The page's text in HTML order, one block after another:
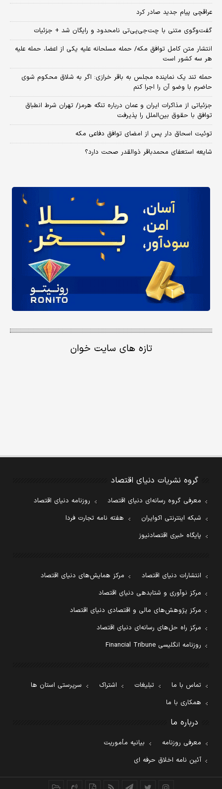
عراقچی پیام جدید صادر کرد
گفت‌وگوی متنی با چت‌جی‌پی‌تی نامحدود و رایگان شد + جزئیات
انتشار متن کامل توافق مکه/ حمله مسلحانه علیه یکی از اعضا، حمله علیه
هر سه کشور است
حمله تند یک نماینده مجلس به باقر خرازی: اگر به شلاق محکوم شوی
حاضرم با وضو آن را اجرا کنم
جزئیاتی از مذاکرات ایران و عمان درباره تنگه هرمز/ تهران شرط انطباق
توافق با حقوق بین‌الملل را پذیرفت
توئیت اسحاق دار پس از امضای توافق دفاعی مکه
شایعه استعفای محمدباقر ذوالقدر صحت دارد؟
تازه های سایت خوان
گروه نشریات دنیای اقتصاد
معرفی گروه رسانه‌ای دنیای اقتصاد
روزنامه دنیای اقتصاد
شبکه اینترنتی اکوایران
هفته نامه تجارت فردا
پایگاه خبری اقتصادنیوز
انتشارات دنیای اقتصاد
مرکز همایش‌های دنیای اقتصاد
مرکز نوآوری و شتابدهی دنیای اقتصاد
مرکز پژوهش‌های مالی و اقتصادی دنیای اقتصاد
مرکز راه حل‌های رسانه‌ای دنیای اقتصاد
روزنامه انگلیسی Financial Tribune
تماس با ما تبلیغات اشتراک
سرپرستی استان ها
همکاری با ما
درباره ما
معرفی روزنامه
بیانیه مأموریت
آئین نامه اخلاق حرفه ای